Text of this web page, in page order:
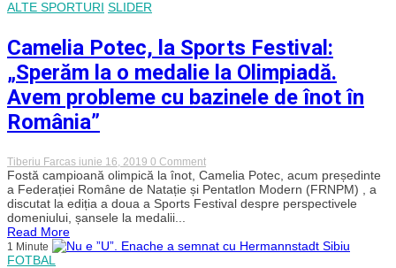
ALTE SPORTURI SLIDER
Camelia Potec, la Sports Festival:
„Sperăm la o medalie la Olimpiadă.
Avem probleme cu bazinele de înot în
România”
Tiberiu Farcas iunie 16, 2019 0 Commenton
Camelia
Potec,
la
Sports
la
Fostă campioană olimpică la înot, Camelia Potec, acum președinte
a Federației Române de Natație și Pentatlon Modern (FRNPM) , a
discutat la ediția a doua a Sports Festival despre perspectivele
domeniului, șansele la medalii...
Read More
1 Minute
FOTBAL